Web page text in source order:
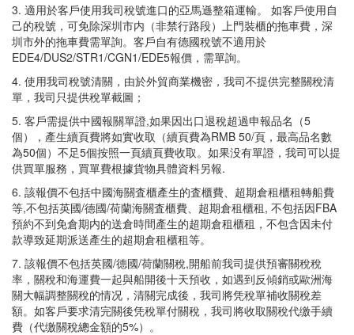
3. 適用於客戶使用我司稅號進口的亞馬遜整箱運輸。 如客戶使用自
己的稅號，可免除深圳市内（非禁行路段）上門裝櫃的拖車費，深
圳市外的拖車費需單詢。客戶自有德國稅號不適用於
EDE4/DUS2/STR1/CGN1/EDE5報價，需單詢。
4. 使用我司稅號清關，由於外貿商業機密，我司不提供完整關稅清
單，我司只提供稅單截圖；
5. 客戶需提供中國報關單證,如果因出口退稅超過申報品名（5
個），產生續頁費將如實收取（續頁費為RMB 50/頁，最高品名數
為50個）不足5個按照一頁續頁費收取。如果没有單證，我司可以提
供買單服務，買單費根據貨物具體資料另報.
6. 該報價不包括中國海關査櫃產生的査櫃費、超期倉租櫃租轉船費
等,不包括英國/德國/荷蘭海關査櫃費、超期倉租櫃租, 不包括因FBA
預約不到免倉期内的送倉時間產生的超期倉租櫃租，不包含因未付
款導致延期派送產生的超期倉租櫃租等。
7. 該報價不包括英國/德國/荷蘭關稅,開船前我司提供預審關稅稅
率，關稅和海運費一起與船開後十天預收，如遇到反傾銷或歐洲海
關大幅調整關稅的情况，清關完成後，我司將凭稅單補收關稅差
額。如客戶要求清完關後凭稅單付關稅，我司將收取關稅代缴手續
費（代缴關稅總金額的5%）。